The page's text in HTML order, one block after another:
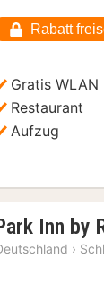
Bild
Rabatt
Gratis WLAN
Restaurant
Aufzug
Inn by
›